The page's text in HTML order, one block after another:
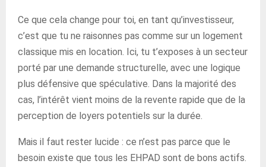
Ce que cela change pour toi, en tant qu’investisseur,
c’est que tu ne raisonnes pas comme sur un logement
classique mis en location. Ici, tu t’exposes à un secteur
porté par une demande structurelle, avec une logique
plus défensive que spéculative. Dans la majorité des
cas, l’intérêt vient moins de la revente rapide que de la
perception de loyers potentiels sur la durée.
Mais il faut rester lucide : ce n’est pas parce que le
besoin existe que tous les EHPAD sont de bons actifs.